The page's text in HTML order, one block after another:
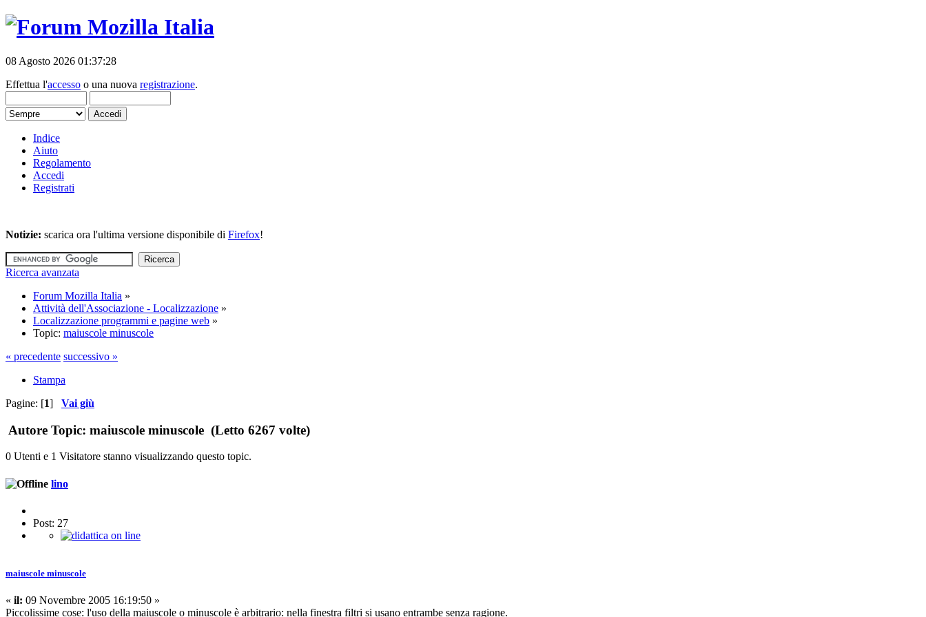
08 Agosto 2026 01:37:28
Effettua l'accesso o una nuova registrazione.
Indice
Aiuto
Regolamento
Accedi
Registrati
Notizie: scarica ora l'ultima versione disponibile di Firefox!
Ricerca avanzata
Forum Mozilla Italia »
Attività dell'Associazione - Localizzazione »
Localizzazione programmi e pagine web »
Topic: maiuscole minuscole
« precedente successivo »
Stampa
Pagine: [1] Vai giù
Autore Topic: maiuscole minuscole (Letto 6267 volte)
0 Utenti e 1 Visitatore stanno visualizzando questo topic.
lino
Post: 27
maiuscole minuscole
« il: 09 Novembre 2005 16:19:50 »
Piccolissime cose: l'uso della maiuscole o minuscole è arbitrario: nella finestra filtri si usano entrambe senza ragione.